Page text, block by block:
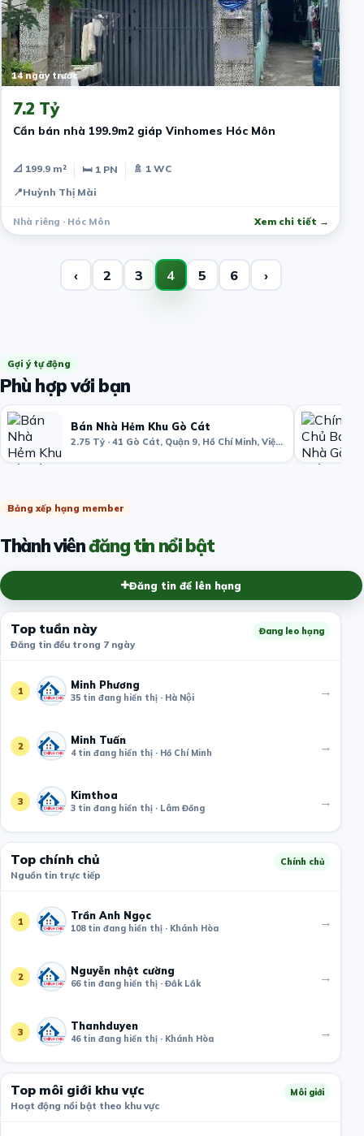
14 ngày trước
7.2 Tỷ
Cần bán nhà 199.9m2 giáp Vinhomes Hóc Môn
📐 199.9 m² 🛏 1 PN
🚿 1 WC
📍Huỳnh Thị Mài
Nhà riêng · Hóc Môn Xem chi tiết →
‹ 2 3 4 5 6 ›
Gợi ý tự động
Phù hợp với bạn
Bán Nhà Hẻm Khu Gò Cát
2.75 Tỷ · 41 Gò Cát, Quận 9, Hồ Chí Minh, Việt Nam
Bảng xếp hạng member
Thành viênđăng tin nổi bật
Đăng tin để lên hạng
Top tuần này
Đăng tin đều trong 7 ngày
Đang leo hạng
1 Minh Phương
35 tin đang hiển thị · Hà Nội →
2 Minh Tuấn
4 tin đang hiển thị · Hồ Chí Minh →
3 Kimthoa
3 tin đang hiển thị · Lâm Đồng →
Top chính chủ
Nguồn tin trực tiếp
Chính chủ
1 Trần Anh Ngọc
108 tin đang hiển thị · Khánh Hòa →
2 Nguyễn nhật cường
66 tin đang hiển thị · Đắk Lắk →
3 Thanhduyen
46 tin đang hiển thị · Khánh Hòa →
Top môi giới khu vực
Hoạt động nổi bật theo khu vực
Môi giới